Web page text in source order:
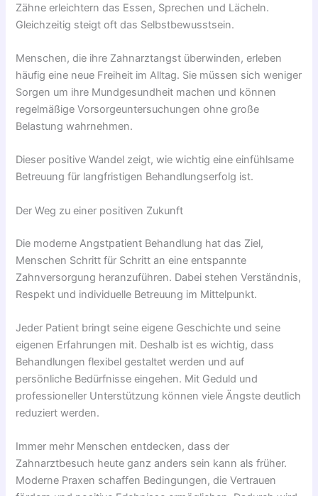
Zähne erleichtern das Essen, Sprechen und Lächeln.
Gleichzeitig steigt oft das Selbstbewusstsein.
Menschen, die ihre Zahnarztangst überwinden, erleben
häufig eine neue Freiheit im Alltag. Sie müssen sich weniger
Sorgen um ihre Mundgesundheit machen und können
regelmäßige Vorsorgeuntersuchungen ohne große
Belastung wahrnehmen.
Dieser positive Wandel zeigt, wie wichtig eine einfühlsame
Betreuung für langfristigen Behandlungserfolg ist.
Der Weg zu einer positiven Zukunft
Die moderne Angstpatient Behandlung hat das Ziel,
Menschen Schritt für Schritt an eine entspannte
Zahnversorgung heranzuführen. Dabei stehen Verständnis,
Respekt und individuelle Betreuung im Mittelpunkt.
Jeder Patient bringt seine eigene Geschichte und seine
eigenen Erfahrungen mit. Deshalb ist es wichtig, dass
Behandlungen flexibel gestaltet werden und auf
persönliche Bedürfnisse eingehen. Mit Geduld und
professioneller Unterstützung können viele Ängste deutlich
reduziert werden.
Immer mehr Menschen entdecken, dass der
Zahnarztbesuch heute ganz anders sein kann als früher.
Moderne Praxen schaffen Bedingungen, die Vertrauen